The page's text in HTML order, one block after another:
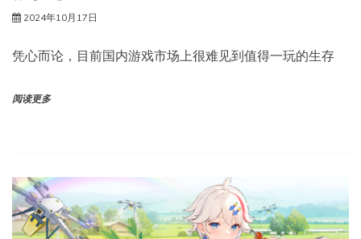
2024年10月17日
凭心而论，目前国内游戏市场上很难见到值得一玩的生存
阅读更多